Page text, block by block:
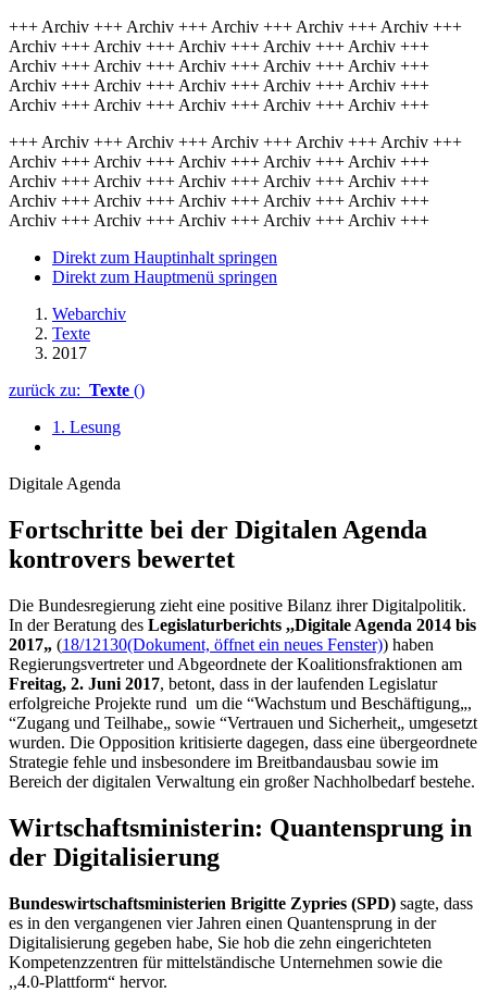
+++ Archiv +++ Archiv +++ Archiv +++ Archiv +++ Archiv +++
Archiv +++ Archiv +++ Archiv +++ Archiv +++ Archiv +++
Archiv +++ Archiv +++ Archiv +++ Archiv +++ Archiv +++
Archiv +++ Archiv +++ Archiv +++ Archiv +++ Archiv +++
Archiv +++ Archiv +++ Archiv +++ Archiv +++ Archiv +++
+++ Archiv +++ Archiv +++ Archiv +++ Archiv +++ Archiv +++
Archiv +++ Archiv +++ Archiv +++ Archiv +++ Archiv +++
Archiv +++ Archiv +++ Archiv +++ Archiv +++ Archiv +++
Archiv +++ Archiv +++ Archiv +++ Archiv +++ Archiv +++
Archiv +++ Archiv +++ Archiv +++ Archiv +++ Archiv +++
Direkt zum Hauptinhalt springen
Direkt zum Hauptmenü springen
Webarchiv
Texte
2017
zurück zu: Texte ()
1. Lesung
Digitale Agenda
Fortschritte bei der Digitalen Agenda
kontrovers bewertet
Die Bundesregierung zieht eine positive Bilanz ihrer Digitalpolitik.
In der Beratung des Legislaturberichts ,,Digitale Agenda 2014 bis
2017„ (18/12130(Dokument, öffnet ein neues Fenster)) haben
Regierungsvertreter und Abgeordnete der Koalitionsfraktionen am
Freitag, 2. Juni 2017, betont, dass in der laufenden Legislatur
erfolgreiche Projekte rund um die “Wachstum und Beschäftigung„,
“Zugang und Teilhabe„ sowie “Vertrauen und Sicherheit„ umgesetzt
wurden. Die Opposition kritisierte dagegen, dass eine übergeordnete
Strategie fehle und insbesondere im Breitbandausbau sowie im
Bereich der digitalen Verwaltung ein großer Nachholbedarf bestehe.
Wirtschaftsministerin: Quantensprung in
der Digitalisierung
Bundeswirtschaftsministerien Brigitte Zypries (SPD) sagte, dass
es in den vergangenen vier Jahren einen Quantensprung in der
Digitalisierung gegeben habe, Sie hob die zehn eingerichteten
Kompetenzzentren für mittelständische Unternehmen sowie die
,,4.0-Plattform“ hervor.